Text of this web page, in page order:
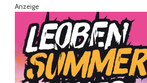
Anzeige